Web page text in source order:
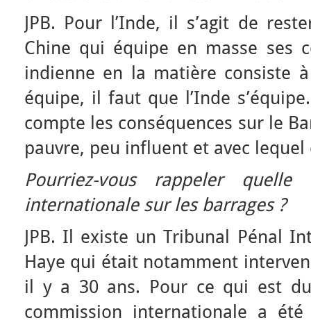
JPB. Pour l’Inde, il s’agit de
Chine qui équipe en masse ses
indienne en la matière consiste
équipe, il faut que l’Inde
compte les conséquences sur le
pauvre, peu influent et avec
Pourriez-vous rappeler
internationale sur les barrages ?
JPB. Il existe un Tribunal Pénal
Haye qui était notamment
il y a 30 ans. Pour ce qui est
commission internationale a